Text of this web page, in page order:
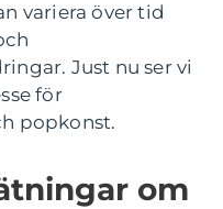
variera över tid
Just nu ser vi
för
popkonst.
om